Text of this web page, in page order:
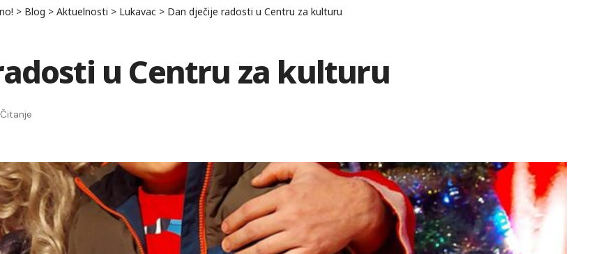
> Blog > Aktuelnosti > Lukavac > Dan dječije radosti u Centru za kulturu
u Centru za kulturu